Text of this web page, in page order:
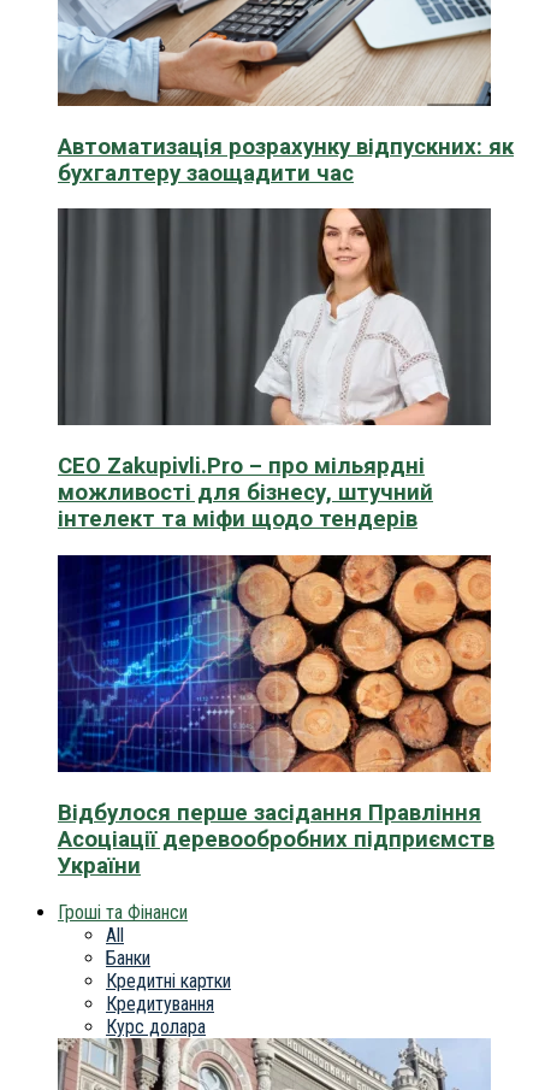
Автоматизація розрахунку відпускних: як
бухгалтеру заощадити час
CEO Zakupivli.Pro – про мільярдні
можливості для бізнесу, штучний
інтелект та міфи щодо тендерів
Відбулося перше засідання Правління
Асоціації деревообробних підприємств
України
Гроші та Фінанси
All
Банки
Кредитні картки
Кредитування
Курс долара